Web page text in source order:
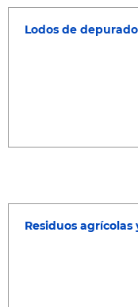
Lodos de
Residuos agrícolas